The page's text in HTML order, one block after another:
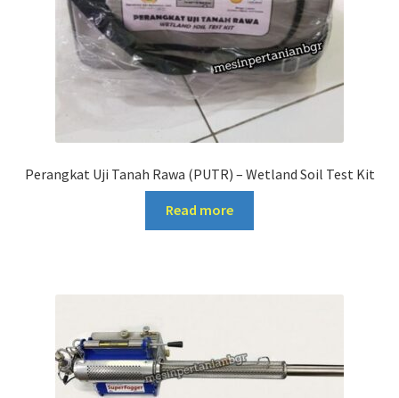
Perangkat Uji Tanah Rawa (PUTR) – Wetland Soil Test Kit
Read more